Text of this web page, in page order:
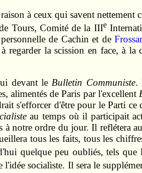
à ceux qui savent
Tours, Comité de la IIIe
de Cachin et de
regarder la scission en face, à
devant le Bulletin Communiste.
alimentés de Paris par l'excellent
s'efforcer d'être pour le Parti ce
au temps où il participait
à notre ordre du jour. Il reflétera
tous les faits, tous les
quelque peu oubliés, tels que
socialiste. Il sera le